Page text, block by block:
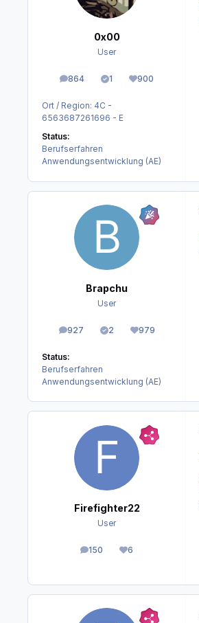
0x00
User
864
Beiträge 1
Lösungen900
Reputation
Ort / Region: 4C -
6563687261696 - E
Status:
Berufserfahren
Anwendungsentwicklung (AE)
Brapchu
User
927
Beiträge 2
Lösungen979
Reputation
Status:
Berufserfahren
Anwendungsentwicklung (AE)
Firefighter22
User
150
Beiträge 6
Reputation